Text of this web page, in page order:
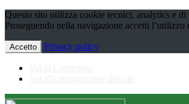
Questo sito utilizza cookie tecnici, analytics e di
Proseguendo nella navigazione accetti l’utilizzo
Accetto Privacy policy